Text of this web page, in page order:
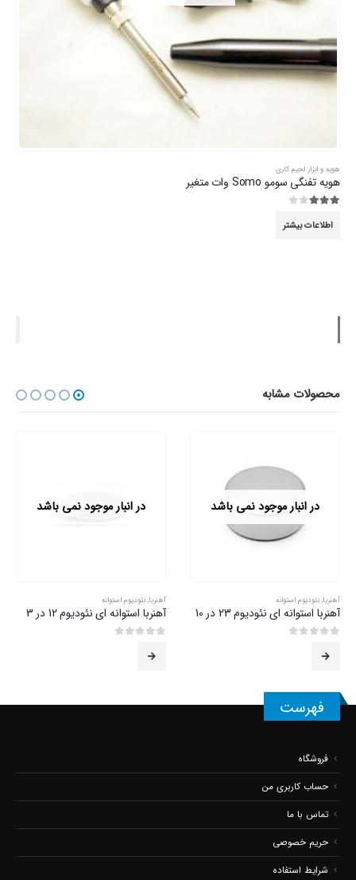
هویه و ابزار لحیم کاری
هویه تفنگی سومو Somo وات متغیر
اطلاعات بیشتر
محصولات مشابه
در انبار موجود نمی باشد
آهنربا, نئودیوم استوانه
آهنربا استوانه ای نئودیوم 23 در 10
در انبار موجود نمی باشد
آهنربا, نئودیوم استوانه
آهنربا استوانه ای نئودیوم 12 در 3
فهرست
فروشگاه
حساب کاربری من
تماس با ما
حریم خصوصی
شرایط استفاده